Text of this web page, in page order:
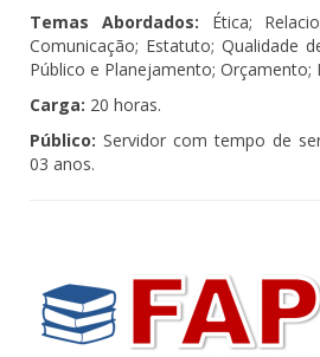
Temas Abordados: Ética;
Comunicação; Estatuto; Qualidade
Público e Planejamento; Orçamento;
Carga: 20 horas.
Público: Servidor com tempo de
03 anos.